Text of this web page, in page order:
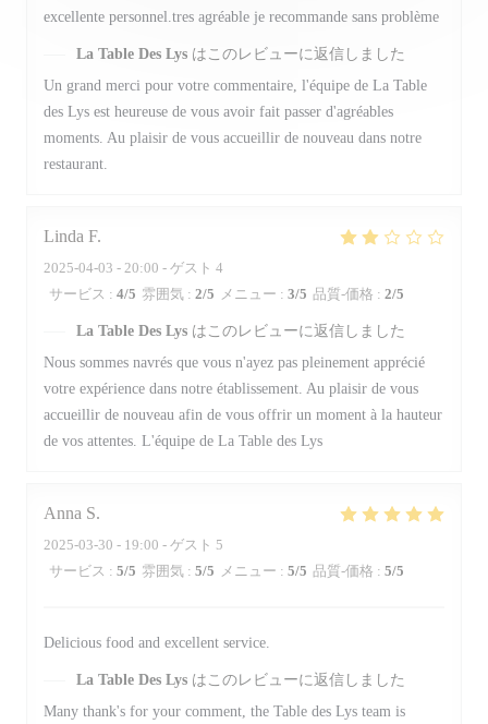
excellente personnel.tres agréable je recommande sans problème
La Table Des Lys はこのレビューに返信しました
Un grand merci pour votre commentaire, l'équipe de La Table
des Lys est heureuse de vous avoir fait passer d'agréables
moments. Au plaisir de vous accueillir de nouveau dans notre
restaurant.
Linda F
2025-04-03 - 20:00 - ゲスト 4
サービス : 4/5 雰囲気 : 2/5 メニュー : 3/5 品質-価格 : 2/5
La Table Des Lys はこのレビューに返信しました
Nous sommes navrés que vous n'ayez pas pleinement apprécié
votre expérience dans notre établissement. Au plaisir de vous
accueillir de nouveau afin de vous offrir un moment à la hauteur
de vos attentes. L'équipe de La Table des Lys
Anna S
2025-03-30 - 19:00 - ゲスト 5
サービス : 5/5 雰囲気 : 5/5 メニュー : 5/5 品質-価格 : 5/5
Delicious food and excellent service.
La Table Des Lys はこのレビューに返信しました
Many thank's for your comment, the Table des Lys team is